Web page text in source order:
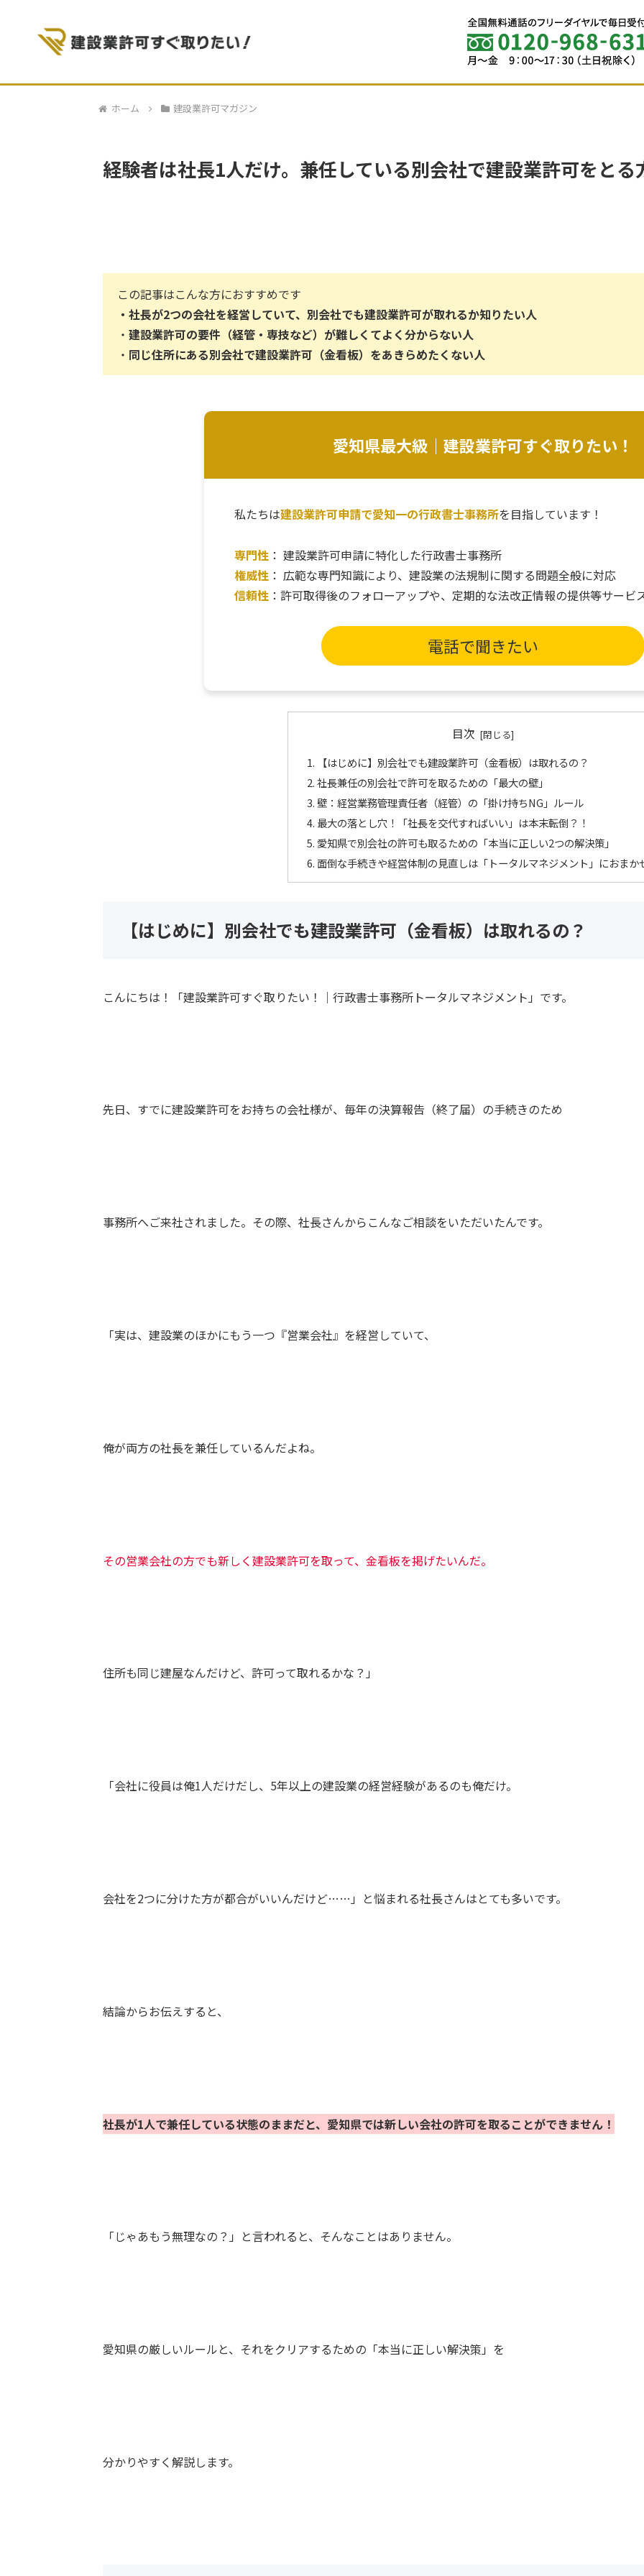
ホーム 建設業許可マガジン
経験者は社長1人だけ。兼任している別会社で建設業許可をとる
この記事はこんな方におすすめです
・ 社長が2つの会社を経営していて、別会社でも建設業許可が取れるか知りたい人
・ 建設業許可の要件（経管・専技など）が難しくてよく分からない人
・ 同じ住所にある別会社で建設業許可（金看板）をあきらめたくない人
愛知県最大級｜建設業許可すぐ取りたい！
私たちは建設業許可申請で愛知一の行政書士事務所を目指しています！
専門性 ： 建設業許可申請に特化した行政書士事務所
権威性 ： 広範な専門知識により、建設業の法規制に関する問題全般に対応
信頼性 ：許可取得後のフォローアップや、定期的な法改正情報の提供等サービ
電話で聞きたい
目次
【はじめに】別会社でも建設業許可（金看板）は取れるの？
社長兼任の別会社で許可を取るための「最大の壁」
壁：経営業務管理責任者（経管）の「掛け持ちNG」ルール
最大の落とし穴！「社長を交代すればいい」は本末転倒？！
愛知県で別会社の許可も取るための「本当に正しい2つの解決策」
面倒な手続きや経営体制の見直しは「トータルマネジメント」におまか
【はじめに】別会社でも建設業許可（金看板）は取れるの？
こんにちは！「建設業許可すぐ取りたい！｜行政書士事務所トータルマネジメント」です。
先日、すでに建設業許可をお持ちの会社様が、毎年の決算報告（終了届）の手続きのため
事務所へご来社されました。その際、社長さんからこんなご相談をいただいたんです。
「実は、建設業のほかにもう一つ『営業会社』を経営していて、
俺が両方の社長を兼任しているんだよね。
その営業会社の方でも新しく建設業許可を取って、金看板を掲げたいんだ。
住所も同じ建屋なんだけど、許可って取れるかな？」
「会社に役員は俺1人だけだし、5年以上の建設業の経営経験があるのも俺だけ。
会社を2つに分けた方が都合がいいんだけど……」と悩まれる社長さんはとても多いです。
結論からお伝えすると、
社長が1人で兼任している状態のままだと、愛知県では新しい会社の許可を取ることができません！
「じゃあもう無理なの？」と言われると、そんなことはありません。
愛知県の厳しいルールと、それをクリアするための「本当に正しい解決策」を
分かりやすく解説します。